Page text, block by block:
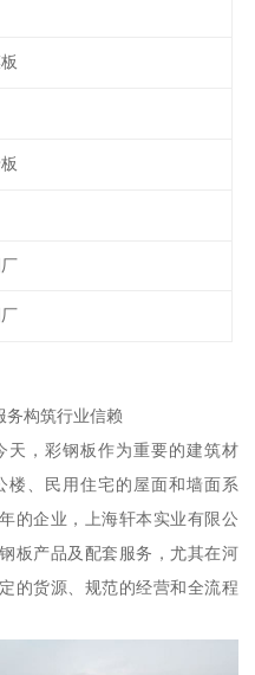
务构筑行业信赖
，彩钢板作为重要的建筑材
、民用住宅的屋面和墙面系
的企业，上海轩本实业有限公
板产品及配套服务，尤其在河
的货源、规范的经营和全流程